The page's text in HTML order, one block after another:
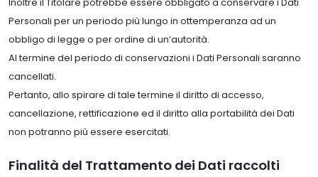
Personali per un periodo più lungo in ottemperanza ad un
obbligo di legge o per ordine di un’autorità.
Al termine del periodo di conservazioni i Dati Personali saranno
cancellati.
Pertanto, allo spirare di tale termine il diritto di accesso,
cancellazione, rettificazione ed il diritto alla portabilità dei Dati
non potranno più essere esercitati.
Finalità del Trattamento dei Dati raccolti